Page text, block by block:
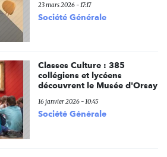
23 mars 2026 - 17:17
Société Générale
Classes Culture : 385
collégiens et lycéens
découvrent le Musée d'Orsay
16 janvier 2026 - 10:45
Société Générale